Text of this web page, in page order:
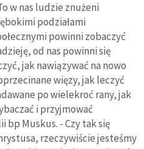
w nas ludzie znużeni
podziałami
powinni zobaczyć
od nas powinni się
jak nawiązywać na nowo
więzy, jak leczyć
po wielekroć rany, jak
i przyjmować
bp Muskus. - Czy tak się
rzeczywiście jesteśmy